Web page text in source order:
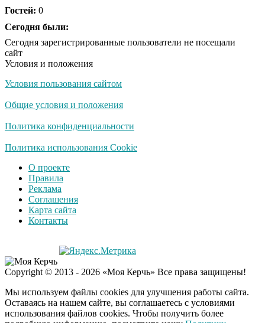
Гостей: 0
Сегодня были:
Сегодня зарегистрированные пользователи не посещали
сайт
Условия и положения
Условия пользования сайтом
Общие условия и положения
Политика конфиденциальности
Политика использования Cookie
О проекте
Правила
Реклама
Соглашения
Карта сайта
Контакты
Copyright © 2013 - 2026 «Моя Керчь» Все права защищены!
Мы используем файлы cookies для улучшения работы сайта.
Оставаясь на нашем сайте, вы соглашаетесь с условиями
использования файлов cookies. Чтобы получить более